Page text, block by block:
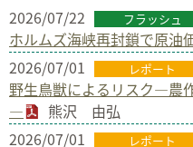
2026/07/22 フラッシュ
ホルムズ海峡再封鎖で原油
2026/07/01
レポート
野生鳥獣によるリスク―農
―
熊沢 由弘
2026/07/01
レポート